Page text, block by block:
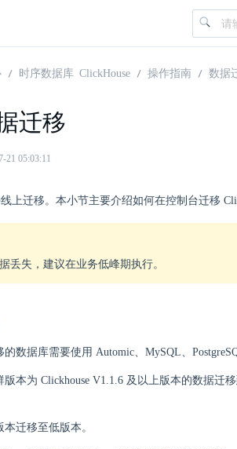
时序数据库 ClickHouse 操作指南 数据
迁移
21 05:03:11
上迁移。本小节主要介绍如何在控制台迁移
丢失，建议在业务低峰期执行。
数据库需要使用 Automic、MySQL、
本为 Clickhouse V1.1.6 及以上版本的数据迁
迁移至低版本。